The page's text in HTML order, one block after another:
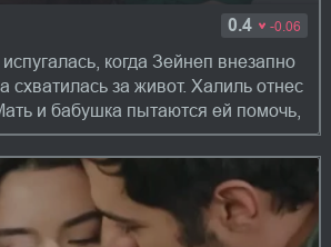
0.4 -0.06
когда Зейнеп внезапно
схватилась за живот. Халиль отнес
и бабушка пытаются ей помочь,
сознани...